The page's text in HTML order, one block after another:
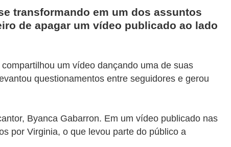
transformando em um dos assuntos
de apagar um vídeo publicado ao lado
um vídeo dançando uma de suas
questionamentos entre seguidores e gerou
Byanca Gabarron. Em um vídeo publicado nas
por Virginia, o que levou parte do público a